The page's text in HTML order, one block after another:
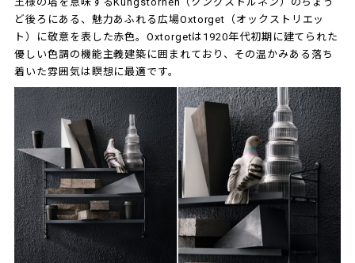
ど後ろにある、魅力あふれる広場Oxtorget（オックストリエッ
ト）に敬意を表した赤色。Oxtorgetは1920年代初期に建てられた
優しい色調の機能主義建築に囲まれており、その温かみある落ち
着いた雰囲気は瞑想に最適です。